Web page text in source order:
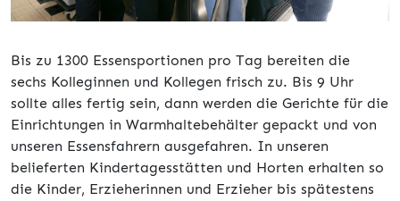
Bis zu 1300 Essensportionen pro Tag bereiten die
sechs Kolleginnen und Kollegen frisch zu. Bis 9 Uhr
sollte alles fertig sein, dann werden die Gerichte für die
Einrichtungen in Warmhaltebehälter gepackt und von
unseren Essensfahrern ausgefahren. In unseren
belieferten Kindertagesstätten und Horten erhalten so
die Kinder, Erzieherinnen und Erzieher bis spätestens